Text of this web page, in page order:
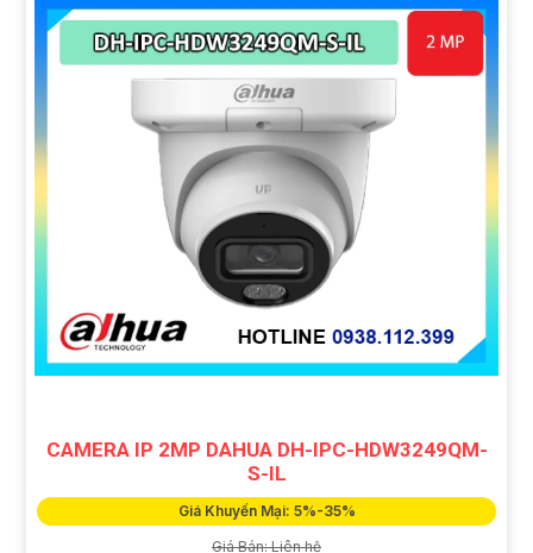
CAMERA IP 2MP DAHUA DH-IPC-HDW3249QM-
S-IL
Giá Khuyến Mại: 5%-35%
Giá Bán: Liên hệ